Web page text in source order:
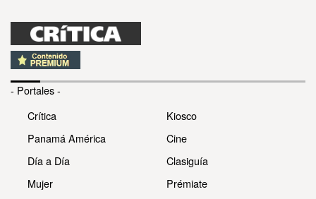
- Portales -
Crítica
Panamá América
Día a Día
Mujer
Kiosco
Cine
Clasiguía
Prémiate